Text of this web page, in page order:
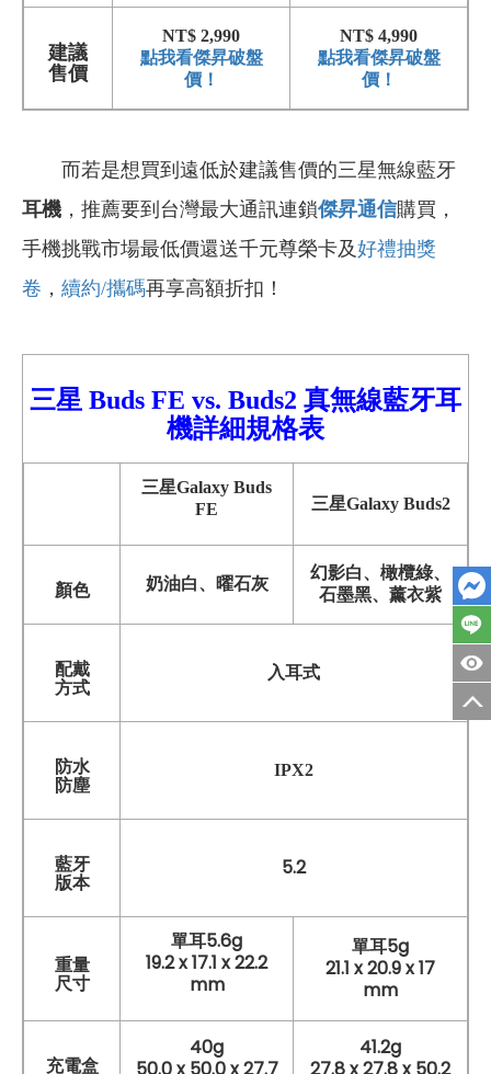
建議
售價
NT$ 2,990
點我看傑昇破盤
價！
NT$ 4,990
點我看傑昇破盤
價！
而若是想買到遠低於建議售價的三星無線藍牙
耳機 ，推薦要到台灣最大通訊連鎖傑昇通信購買，
手機挑戰市場最低價還送千元尊榮卡及好禮抽獎
卷 ， 續約/攜碼再享高額折扣！
三星 Buds FE vs. Buds2 真無線藍牙耳
機詳細規格表
三星Galaxy Buds
FE
三星Galaxy Buds2
顏色 奶油白、曜石灰
幻影白、橄欖綠、
石墨黑、薰衣紫
配戴
方式
入耳式
防水
防塵
IPX2
藍牙
版本
5.2
重量
尺寸
單耳5.6g
19.2 x 17.1 x 22.2
mm
單耳5g
21.1 x 20.9 x 17
mm
充電盒
40g
41.2g